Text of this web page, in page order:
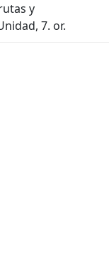
y
7. or.